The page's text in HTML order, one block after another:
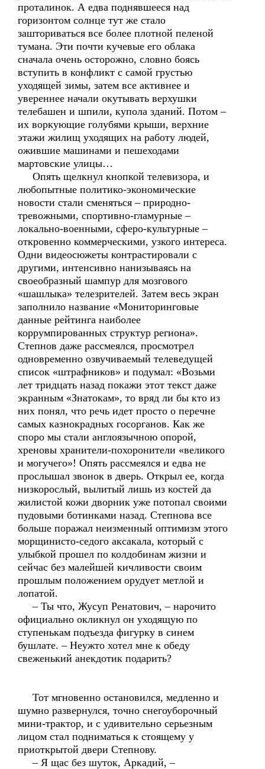
проталинок. А едва поднявшееся над
горизонтом солнце тут же стало
зашториваться все более плотной пеленой
тумана. Эти почти кучевые его облака
сначала очень осторожно, словно боясь
вступить в конфликт с самой грустью
уходящей зимы, затем все активнее и
увереннее начали окутывать верхушки
телебашен и шпили, купола зданий. Потом –
их воркующие голубями крыши, верхние
этажи жилищ уходящих на работу людей,
ожившие машинами и пешеходами
мартовские улицы…
Опять щелкнул кнопкой телевизора, и
любопытные политико-экономические
новости стали сменяться – природно-
тревожными, спортивно-гламурные –
локально-военными, сферо-культурные –
откровенно коммерческими, узкого интереса.
Одни видеосюжеты контрастировали с
другими, интенсивно нанизываясь на
своеобразный шампур для мозгового
«шашлыка» телезрителей. Затем весь экран
заполнило название «Мониторинговые
данные рейтинга наиболее
коррумпированных структур региона».
Степнов даже рассмеялся, просмотрел
одновременно озвучиваемый телеведущей
список «штрафников» и подумал: «Возьми
лет тридцать назад покажи этот текст даже
экранным «Знатокам», то вряд ли бы кто из
них понял, что речь идет просто о перечне
самых казнокрадных госорганов. Как же
споро мы стали англоязычною опорой,
хреновы хранители-похоронители «великого
и могучего»! Опять рассмеялся и едва не
прослышал звонок в дверь. Открыл ее, когда
низкорослый, вылитый лишь из костей да
жилистой кожи дворник уже потопал своими
пудовыми ботинками назад. Степнова все
больше поражал неизменный оптимизм этого
морщинисто-седого аксакала, который с
улыбкой прошел по колдобинам жизни и
сейчас без малейшей кичливости своим
прошлым положением орудует метлой и
лопатой.
– Ты что, Жусуп Ренатович, – нарочито
официально окликнул он уходящую по
ступенькам подъезда фигурку в синем
бушлате. – Неужто хотел мне к обеду
свеженький анекдотик подарить?
Тот мгновенно остановился, медленно и
шумно развернулся, точно снегоуборочный
мини-трактор, и с удивительно серьезным
лицом стал подниматься к стоящему у
приоткрытой двери Степнову.
– Я щас без шуток, Аркадий, –